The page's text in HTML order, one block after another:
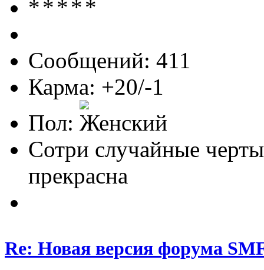
Сообщений: 411
Карма: +20/-1
Пол:
Сотри случайные
прекрасна
Re: Новая версия форума